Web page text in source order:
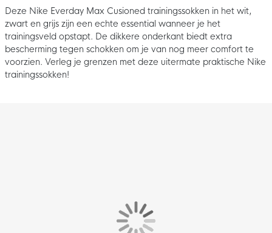
Deze Nike Everday Max Cusioned trainingssokken in het wit,
zwart en grijs zijn een echte essential wanneer je het
trainingsveld opstapt. De dikkere onderkant biedt extra
bescherming tegen schokken om je van nog meer comfort te
voorzien. Verleg je grenzen met deze uitermate praktische Nike
trainingssokken!